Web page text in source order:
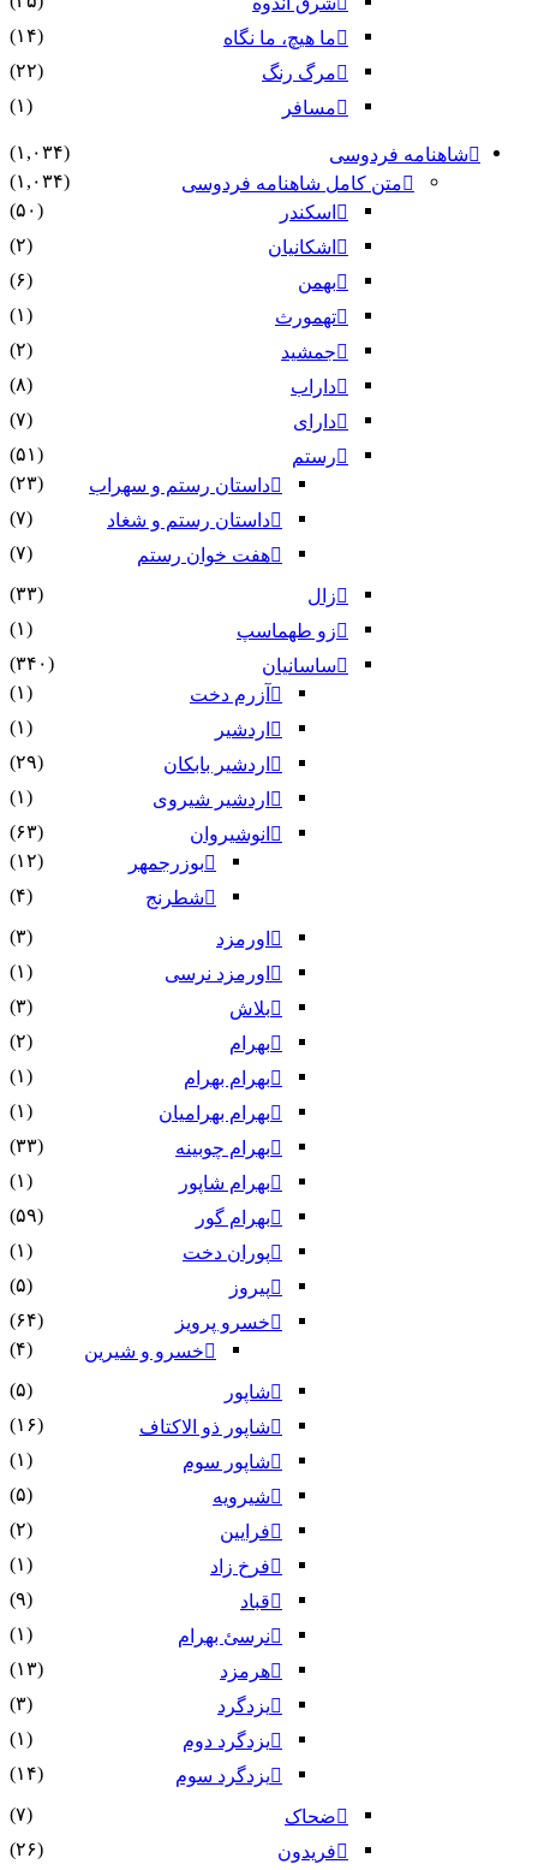
ما هیچ، ما نگاه
(۱۴)
مرگ رنگ
(۲۲)
مسافر
(۱)
شاهنامه فردوسی
(۱,۰۳۴)
متن کامل شاهنامه فردوسی
(۱,۰۳۴)
اسکندر
(۵۰)
اشکانیان
(۲)
بهمن
(۶)
تهمورث
(۱)
جمشید
(۲)
داراب
(۸)
دارای
(۷)
رستم
(۵۱)
داستان رستم و سهراب
(۲۳)
داستان رستم و شغاد
(۷)
هفت خوان رستم‏
(۷)
زال
(۳۳)
زو طهماسپ‏
(۱)
ساسانیان
(۳۴۰)
آزرم دخت
(۱)
اردشیر
(۱)
اردشیر بابکان
(۲۹)
اردشیر شیروی
(۱)
انوشیروان
(۶۳)
بوزرجمهر
(۱۲)
شطرنج
(۴)
اورمزد
(۳)
اورمزد نرسى‏
(۱)
بلاش
(۳)
بهرام
(۲)
بهرام بهرام
(۱)
بهرام بهرامیان‏
(۱)
بهرام چوبینه
(۳۳)
بهرام شاپور
(۱)
بهرام گور
(۵۹)
پوران دخت
(۱)
پیروز
(۵)
خسرو پرویز
(۶۴)
خسرو و شیرین
(۴)
شاپور
(۵)
شاپور ذو الاکتاف
(۱۶)
شاپور سوم‏
(۱)
شیرویه
(۵)
فرایین
(۲)
فرخ زاد
(۱)
قباد
(۹)
نرسئ بهرام‏
(۱)
هرمزد
(۱۳)
یزدگرد
(۳)
یزدگرد دوم
(۱)
یزدگرد سوم
(۱۴)
ضحاک
(۷)
فریدون
(۲۶)